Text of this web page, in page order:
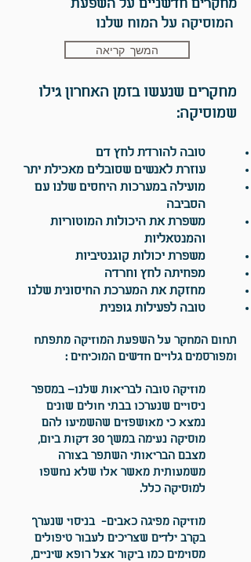
המשך קריאה
מחקרים שנעשו בזמן האחרון גילו
שמוסיקה:
טובה להורדת לחץ דם
עוזרת לאנשים שסובלים מאכילת יתר
מועילה במערכות היחסים שלנו עם
הסביבה
משפרת את היכולות המוטוריות
והמנטאליות
משפרת יכולות קוגנטיביות
מפחיתה לחץ וחרדה
מחזקת את המערכת החיסונית שלנו
טובה לפעילות גופנית
תחום המחקר על השפעת המוזיקה מתפתח
ומפורסמים גלויים חדשים המוכיחים :
מוזיקה טובה לבריאות שלנו– במספר
ניסויים שנערכו בבתי חולים שונים
נמצא כי מאושפזים שהשמיעו להם
מוסיקה נעימה במשך 30 דקות ביום,
מצבם הבריאותי השתפר בצורה
משמעותית מאשר אלו שלא נחשפו
למוסיקה כלל.
מוזיקה מפיגה כאבים- בניסוי שנערך
בקרב ילדים שצריכים לעבור טיפולים
מסוימים כמו ביקור אצל רופא שיניים,